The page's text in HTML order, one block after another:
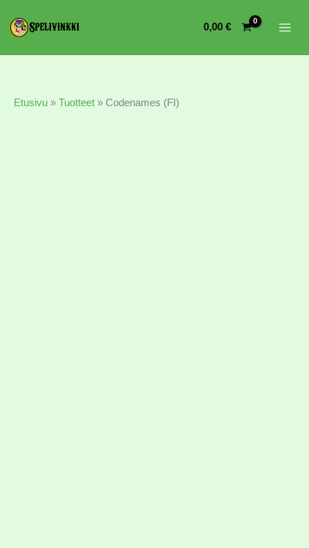
0,00 €
Etusivu » Tuotteet » Codenames (FI)